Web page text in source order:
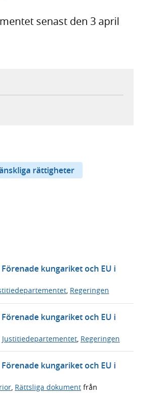
senast den 3 april
rättigheter
kungariket och EU i
, Regeringen
kungariket och EU i
Justitiedepartementet, Regeringen
kungariket och EU i
Rättsliga dokument från